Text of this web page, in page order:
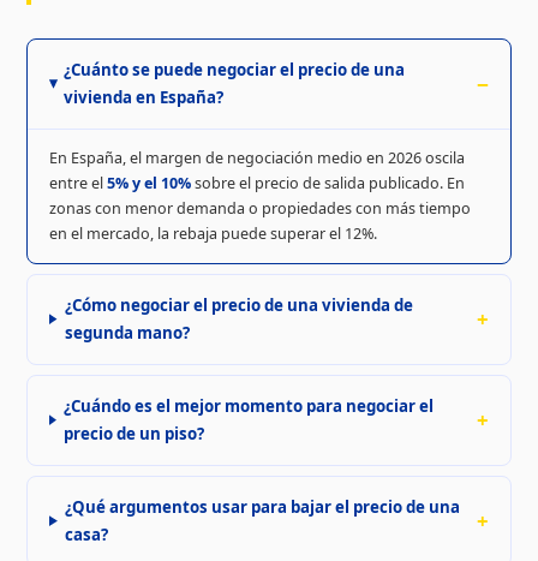
¿Cuánto se puede negociar el precio de una
vivienda en España?
En España, el margen de negociación medio en 2026 oscila
entre el5% y el 10%sobre el precio de salida publicado. En
zonas con menor demanda o propiedades con más tiempo
en el mercado, la rebaja puede superar el 12%.
¿Cómo negociar el precio de una vivienda de
segunda mano?
¿Cuándo es el mejor momento para negociar el
precio de un piso?
¿Qué argumentos usar para bajar el precio de una
casa?